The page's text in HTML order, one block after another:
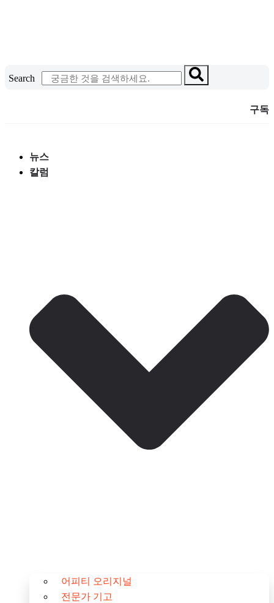
건
Search
구독
뉴스
칼럼
어피티 오리지널
전문가 기고